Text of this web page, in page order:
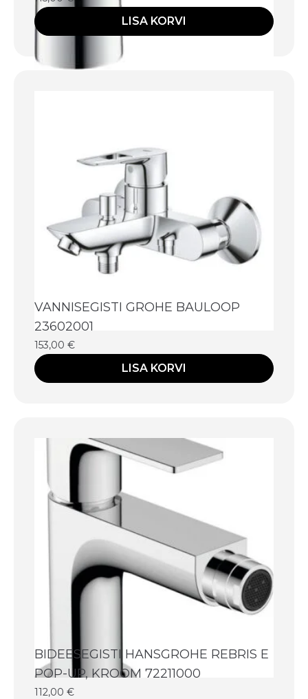
LISA KORVI
VANNISEGISTI GROHE BAULOOP
23602001
153,00 €
LISA KORVI
BIDEESEGISTI HANSGROHE REBRIS E
POP-UP, KROOM 72211000
112,00 €